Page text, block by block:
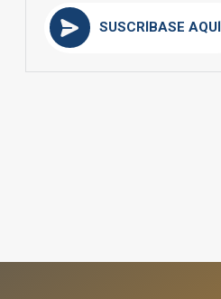
SUSCRÍBASE AQUÍ